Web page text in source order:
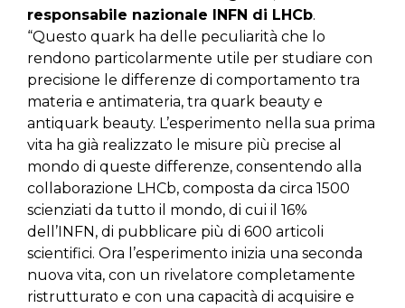
responsabile nazionale INFN di LHCb.
“Questo quark ha delle peculiarità che lo
rendono particolarmente utile per studiare con
precisione le differenze di comportamento tra
materia e antimateria, tra quark beauty e
antiquark beauty. L’esperimento nella sua prima
vita ha già realizzato le misure più precise al
mondo di queste differenze, consentendo alla
collaborazione LHCb, composta da circa 1500
scienziati da tutto il mondo, di cui il 16%
dell’INFN, di pubblicare più di 600 articoli
scientifici. Ora l’esperimento inizia una seconda
nuova vita, con un rivelatore completamente
ristrutturato e con una capacità di acquisire e